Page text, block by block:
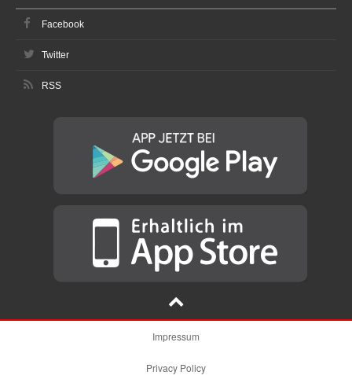
Facebook
Twitter
RSS
Impressum
Privacy Policy